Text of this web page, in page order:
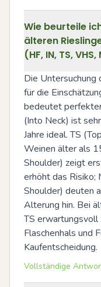
Wie beurteile
älteren
(HF, IN, TS,
Die
für die
bedeutet
(Into Neck) ist
Jahre ideal. TS
Weinen älter als
Shoulder) zeigt
erhöht das Risiko;
Shoulder) deuten
Alterung hin. Bei
TS
Flaschenhals und
Kaufentscheidung.
Vollständige